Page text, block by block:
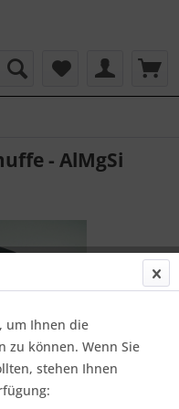
- AlMgSi
um Ihnen die
zu können. Wenn Sie
stehen Ihnen